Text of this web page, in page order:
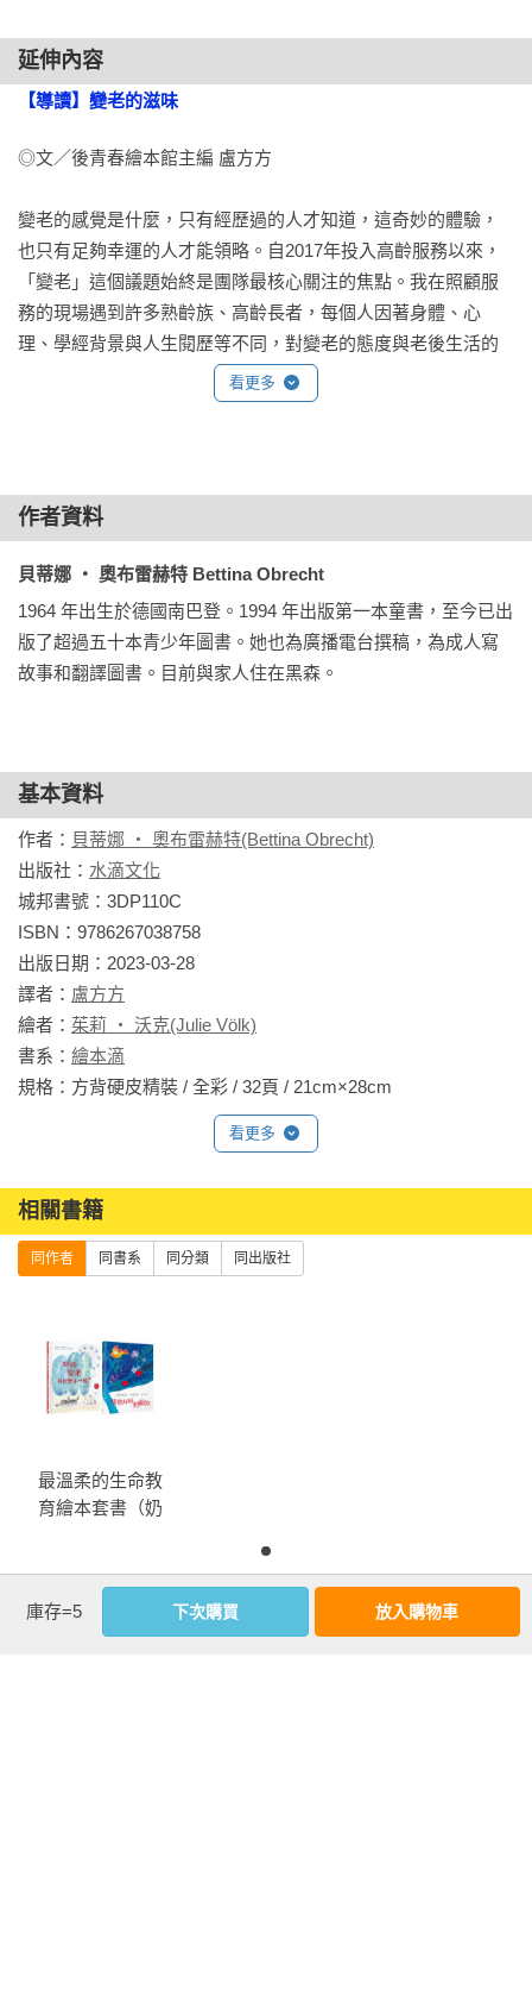
游珮芸／臺東大學兒童文學研究所副教授
微笑爺爺說故事／公益說書人
葛惠／三之三生命教育基金會執行長
趙珍蓮／樓下婆婆說故事版主
◆「老」像一首雋永的情歌，充滿五彩繽紛的心動回味。
「老」像一列緩緩行進的列車，引領自己朝向永恆的未來。隨
著時間流逝，人們漸漸變老。然而一切有所變，有所不變。彼
此享受生命中的每個當下，欣然接受老的到來。——王意中／
王意中心理治療所所長、臨床心理師
◆奶奶與孫子的對話，是奶奶對自己一生的看見，也讓孫子看
到「老了」真好，只是有一點點的不一樣。而不一樣的地方是
充滿了奶奶有趣，有愛，有夢的人生。書中的圖文相互輝映，
畫中有話，道盡精采一生。——葛惠／三之三生命教育基金會
執行長
磨損中，是主動掌控的一方還是被動拖磨的角色；持續成長，
或臣服於時間變遲緩……生命的哲理都在轉念間。——賴嘉綾
／作家、繪本職人
▍故事簡介
奶奶，變老像什麼？
喔，它就像年輕，
只是有一點點不一樣。
當你還小，你喜歡笑；
當你老了，你也一樣愛笑。
當你還小，你不會事事都喜歡；
當你老了，一樣不會什麼都喜歡。
當你還小，你對每一件還不會做的事情感到生氣；
當你老了，你對每一件沒辦法再做的事情感到生氣。
你必須要有耐心；
當你老了，你不再需要耐心，
因為時光飛逝。
當你老了，你會對許多答案一笑置之。
老就像年輕，
延伸內容
【導讀】變老的滋味
◎文／後青春繪本館主編 盧方方
變老的感覺是什麼，只有經歷過的人才知道，這奇妙的體驗，
也只有足夠幸運的人才能領略。自2017年投入高齡服務以來，
「變老」這個議題始終是團隊最核心關注的焦點。我在照顧服
務的現場遇到許多熟齡族、高齡長者，每個人因著身體、心
理、學經背景與人生閱歷等不同，對變老的態度與老後生活的
期待各有見解、規劃，100位長者就有100種變老的方式，老不
因著翻譯《奶奶，變老有什麼不一樣？》，我有機會細細推敲
老年生命的豐盛與失落。作者貝蒂娜．奧布雷赫特的文字淺顯
易讀，富含哲理，對兒童來說，容易理解；對成人來說，能夠
老像什麼？」於是，奶奶藉著生活中的所見所聞，款款訴說年
老與年輕的相同與不同。生而為人，不論處在哪個生命階段，
有些心緒你我皆然，一樣會笑、一樣會悲傷、一樣會交新朋
是誰比較好，而是生命自然展現不同的姿態。
◆華麗與靜好交織而成的日常旋律
文字是娓娓道來的輕快小詩，在圖像的穿針引線下，流暢地譜
出一段祖孫互相陪伴的日常旋律。繪者茱莉．沃克以色鉛筆勾
勒人物與街景線條，靈活的筆觸讓畫面充滿動感。紅黃藍三色
為全書主色系，在高明度、低彩度的色調搭配下，讀者能感受
到華麗與靜好交織的生活景緻。畫面背景中經常出現紅色線條
的隱形角色，似乎也隱喻著芸芸眾生皆在年輕與變老的生命橫
軸上，出演自己的故事，背景局部暈染營造柔和雅緻的畫風，
讀來心中滿溢幸福的甜味。
還不會做的事情感到生氣；當你老了，你對每一件你沒辦法再
做的事情感到生氣。」圖中的娃娃正為了還不會自己穿鞋，氣
得握拳抗議；奶奶則是坐在矮凳上，用鞋拔輔助穿鞋，那麼，
幻化成揚帆出發的船隻，隨著思緒遨遊四海。閱讀本書，請一
定要靜心品嚐圖文互動的幽默與哲思，像是奶奶說起關於「從
來說，你是否也讀出圖文合奏的趣味？
從看見老、陪伴老，到感受自己白髮漸多，慢慢變老，我也思
忖著「老是什麼滋味？」如同本書所談，老和年輕其實只有一
點點不一樣，但最珍貴的也就是這一點點的不一樣，那是歷經
看更多
作者資料
貝蒂娜 ‧ 奧布雷赫特 Bettina Obrecht
1964 年出生於德國南巴登。1994 年出版第一本童書，至今已出
版了超過五十本青少年圖書。她也為廣播電台撰稿，為成人寫
故事和翻譯圖書。目前與家人住在黑森。
基本資料
作者： 貝蒂娜 ‧ 奧布雷赫特(Bettina Obrecht)
出版社： 水滴文化
城邦書號：3DP110C
ISBN：9786267038758
出版日期：2023-03-28
譯者： 盧方方
繪者： 茱莉 ‧ 沃克(Julie Völk)
書系： 繪本滴
規格：方背硬皮精裝 / 全彩 / 32頁 / 21cm×28cm
看更多
相關書籍
同作者 同書系 同分類 同出版社
最溫柔的生命教
育繪本套書（奶
好好照顧你）
優惠活動快訊
庫存=5 下次購買 放入購物車